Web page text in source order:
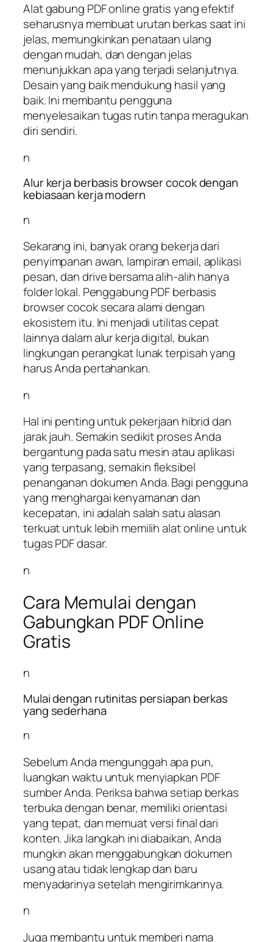
Alat gabung PDF online gratis yang efektif
seharusnya membuat urutan berkas saat ini
jelas, memungkinkan penataan ulang
dengan mudah, dan dengan jelas
menunjukkan apa yang terjadi selanjutnya.
Desain yang baik mendukung hasil yang
baik. Ini membantu pengguna
menyelesaikan tugas rutin tanpa meragukan
diri sendiri.
n
Alur kerja berbasis browser cocok dengan
kebiasaan kerja modern
n
Sekarang ini, banyak orang bekerja dari
penyimpanan awan, lampiran email, aplikasi
pesan, dan drive bersama alih-alih hanya
folder lokal. Penggabung PDF berbasis
browser cocok secara alami dengan
ekosistem itu. Ini menjadi utilitas cepat
lainnya dalam alur kerja digital, bukan
lingkungan perangkat lunak terpisah yang
harus Anda pertahankan.
n
Hal ini penting untuk pekerjaan hibrid dan
jarak jauh. Semakin sedikit proses Anda
bergantung pada satu mesin atau aplikasi
yang terpasang, semakin fleksibel
penanganan dokumen Anda. Bagi pengguna
yang menghargai kenyamanan dan
kecepatan, ini adalah salah satu alasan
terkuat untuk lebih memilih alat online untuk
tugas PDF dasar.
n
Cara Memulai dengan
Gabungkan PDF Online
Gratis
n
Mulai dengan rutinitas persiapan berkas
yang sederhana
n
Sebelum Anda mengunggah apa pun,
luangkan waktu untuk menyiapkan PDF
sumber Anda. Periksa bahwa setiap berkas
terbuka dengan benar, memiliki orientasi
yang tepat, dan memuat versi final dari
konten. Jika langkah ini diabaikan, Anda
mungkin akan menggabungkan dokumen
usang atau tidak lengkap dan baru
menyadarinya setelah mengirimkannya.
n
Juga membantu untuk memberi nama